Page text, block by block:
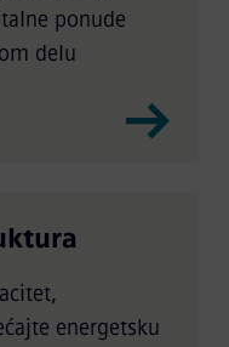
ponude
delu
energetsku